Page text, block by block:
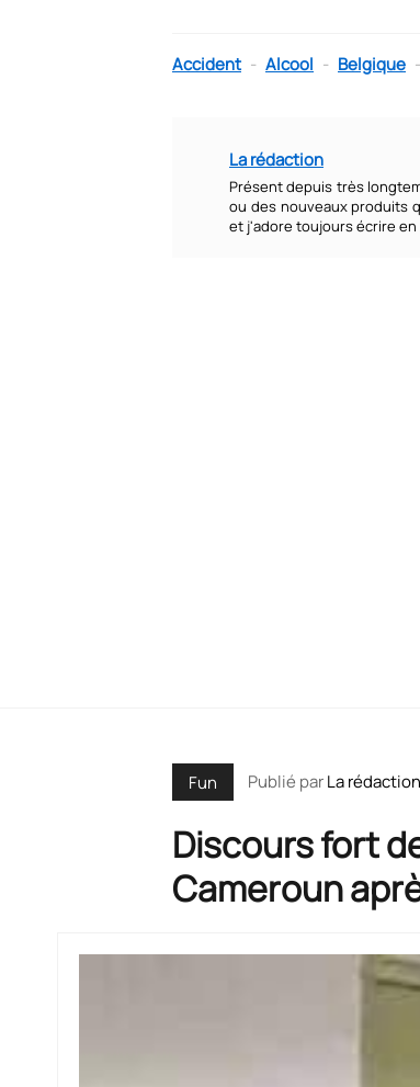
Accident - Alcool - Belgique -
La rédaction
Présent depuis très
ou des nouveaux produits
et j'adore toujours écrire en
Fun Publié parLa rédaction
Discours fort
Cameroun